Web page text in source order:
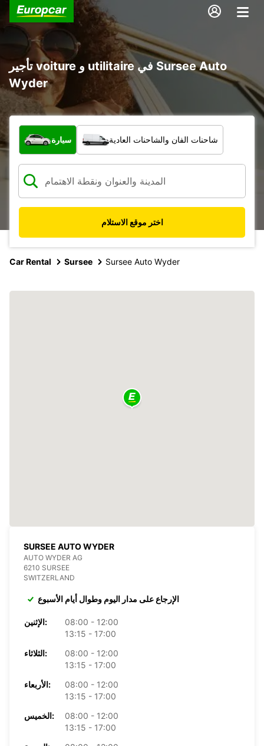
تأجير voiture و utilitaire في Sursee Auto
Wyder
ما نوع المركبة؟
سيارة شاحنات الفان والشاحنات العادية
اختر موقع الاستلام
Car Rental Sursee Sursee Auto Wyder
SURSEE AUTO WYDER
AUTO WYDER AG
6210 SURSEE
SWITZERLAND
الإرجاع على مدار اليوم وطوال أيام الأسبوع
الإثنين:
08:00 - 12:00
13:15 - 17:00
الثلاثاء:
08:00 - 12:00
13:15 - 17:00
الأربعاء:
08:00 - 12:00
13:15 - 17:00
الخميس:
08:00 - 12:00
13:15 - 17:00